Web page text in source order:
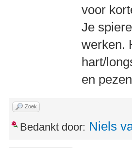
voor
Je
werken.
hart/
en
Zoek
Bedankt door: Niels